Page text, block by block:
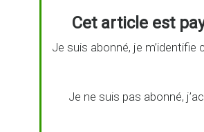
Cet article est
Je suis abonné, je m’identifie
Je ne suis pas abonné,